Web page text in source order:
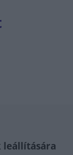
leállítására